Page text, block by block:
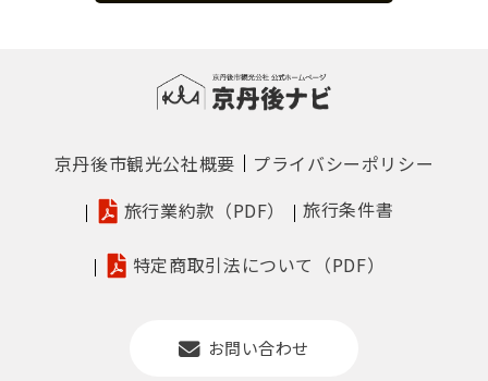
京丹後市観光公社概要
プライバシーポリシー
旅行業約款（PDF）
旅行条件書
特定商取引法について（PDF）
お問い合わせ